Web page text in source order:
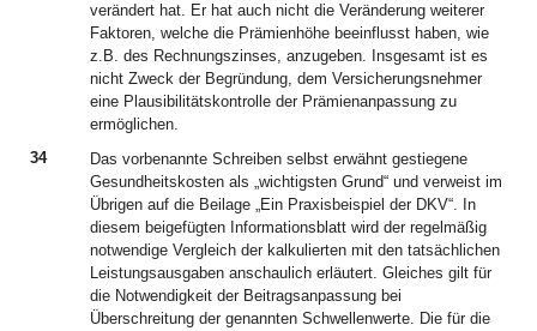
verändert hat. Er hat auch nicht die Veränderung weiterer
Faktoren, welche die Prämienhöhe beeinflusst haben, wie
z.B. des Rechnungszinses, anzugeben. Insgesamt ist es
nicht Zweck der Begründung, dem Versicherungsnehmer
eine Plausibilitätskontrolle der Prämienanpassung zu
ermöglichen.
34
Das vorbenannte Schreiben selbst erwähnt gestiegene
Gesundheitskosten als „wichtigsten Grund“ und verweist im
Übrigen auf die Beilage „Ein Praxisbeispiel der DKV“. In
diesem beigefügten Informationsblatt wird der regelmäßig
notwendige Vergleich der kalkulierten mit den tatsächlichen
Leistungsausgaben anschaulich erläutert. Gleiches gilt für
die Notwendigkeit der Beitragsanpassung bei
Überschreitung der genannten Schwellenwerte. Die für die